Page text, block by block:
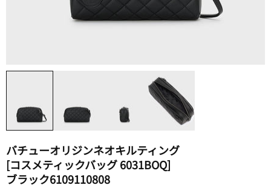
バチューオリジンネオキルティング​
[コスメティックバッグ 6031BOQ]​
ブラック6109110808